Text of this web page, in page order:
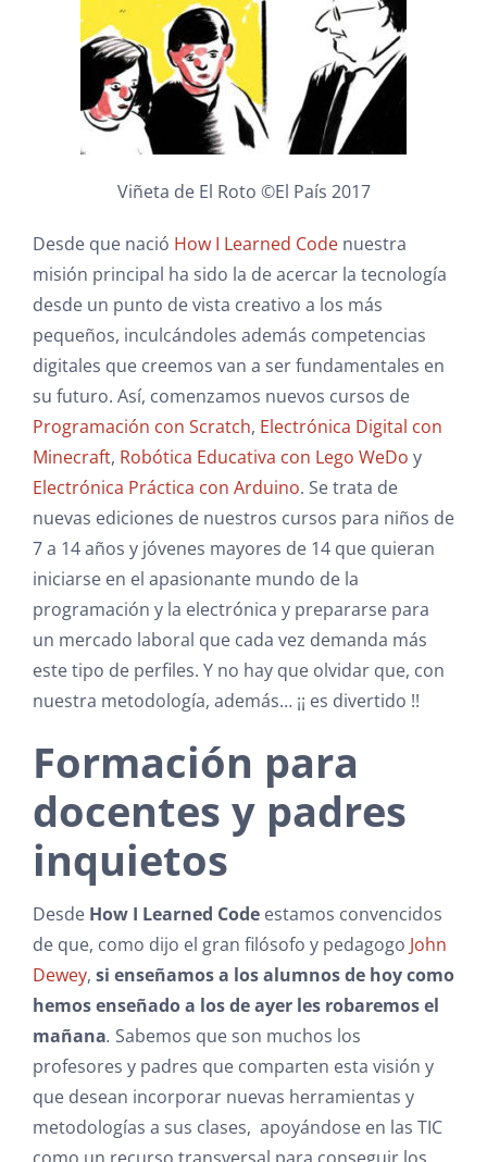
Viñeta de El Roto ©El País 2017
Desde que nació How I Learned Codenuestra
misión principal ha sido la de acercar la tecnología
desde un punto de vista creativo a los más
pequeños, inculcándoles además competencias
digitales que creemos van a ser fundamentales en
su futuro. Así, comenzamos nuevos cursos de
Programación con Scratch, Electrónica Digital con
Minecraft, Robótica Educativa con Lego WeDo y
Electrónica Práctica con Arduino. Se trata de
nuevas ediciones de nuestros cursos para niños de
7 a 14 años y jóvenes mayores de 14 que quieran
iniciarse en el apasionante mundo de la
programación y la electrónica y prepararse para
un mercado laboral que cada vez demanda más
este tipo de perfiles. Y no hay que olvidar que, con
nuestra metodología, además… ¡¡ es divertido !!
Formación para
docentes y padres
inquietos
Desde How I Learned Codeestamos convencidos
de que, como dijo el gran filósofo y pedagogo John
Dewey, si enseñamos a los alumnos de hoy como
hemos enseñado a los de ayer les robaremos el
mañana. Sabemos que son muchos los
profesores y padres que comparten esta visión y
que desean incorporar nuevas herramientas y
metodologías a sus clases, apoyándose en las TIC